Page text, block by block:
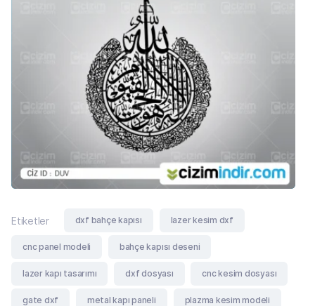
Etiketler dxf bahçe kapısı lazer kesim dxf
cnc panel modeli bahçe kapısı deseni
lazer kapı tasarımı dxf dosyası cnc kesim dosyası
gate dxf metal kapı paneli plazma kesim modeli